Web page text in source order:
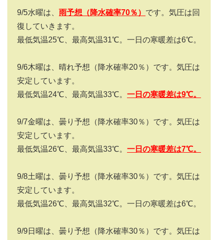
9/5水曜は、 雨予想（降水確率70％） です。気圧は回
復していきます。
最低気温25℃、最高気温31℃。一日の寒暖差は6℃。
9/6木曜は、晴れ予想（降水確率20％）です。気圧は
安定しています。
最低気温24℃、最高気温33℃。 一日の寒暖差は9℃。
9/7金曜は、曇り予想（降水確率30％）です。気圧は
安定しています。
最低気温26℃、最高気温33℃。 一日の寒暖差は7℃。
9/8土曜は、曇り予想（降水確率30％）です。気圧は
安定しています。
最低気温26℃、最高気温32℃。一日の寒暖差は6℃。
9/9日曜は、曇り予想（降水確率30％）です。気圧は